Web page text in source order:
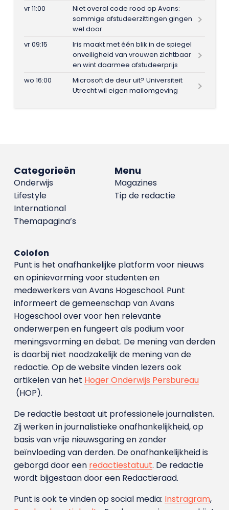
vr 11:00
Niet overal code rood op Avans:
sommige afstudeerzittingen gingen
wel door
vr 09:15
Iris maakt met één blik in de spiegel
onveiligheid van vrouwen zichtbaar
en wint daarmee afstudeerprijs
wo 16:00
Microsoft de deur uit? Universiteit
Utrecht wil eigen mailomgeving
Menu
Magazines
Tip de redactie
Categorieën
Onderwijs
Lifestyle
International
Themapagina’s
Colofon
Punt is het onafhankelijke platform voor nieuws
en opinievorming voor studenten en
medewerkers van Avans Hoge­school. Punt
informeert de gemeenschap van Avans
Hogeschool over voor hen relevante
onderwerpen en fungeert als podium voor
meningsvorming en debat. De mening van derden
is daarbij niet noodzakelijk de mening van de
redactie. Op de website vinden lezers ook
artikelen van het Hoger Onderwijs Persbureau
(HOP).
De redactie bestaat uit professionele journalisten.
Zij werken in journalistieke onafhankelijkheid, op
basis van vrije nieuwsgaring en zonder
beïnvloeding van derden. De onafhankelijkheid is
geborgd door een redactiestatuut. De redactie
wordt bijgestaan door een Redactieraad.
Punt is ook te vinden op social media: Instragram,